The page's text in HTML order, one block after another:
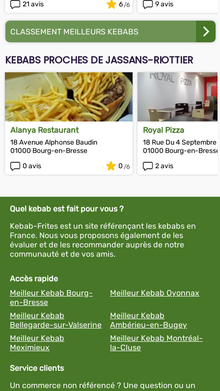
21 avis
6
9 avis
CLASSEMENT MEILLEURS KEBABS
KEBABS PROCHES DE JASSANS-RIOTTIER
Alanya Restaurant
18 Avenue Alphonse Baudin
01000 Bourg-en-Bresse
0 avis
0
Royal Pizza
18 Rue Du 4 Septembre
01000 Bourg-en-Bresse
2 avis
Quel kebab est fait pour vous ?
Kebab-Frites est un site référençant les kebabs en
France. Nous vous proposons également de les
évaluer et de les recommander auprès de notre
communauté et de vos amis.
Accès rapide
Meilleur Kebab Bourg-
en-Bresse
Meilleur Kebab Oyonnax
Meilleur Kebab
Bellegarde-sur-Valserine
Meilleur Kebab
Ambérieu-en-Bugey
Meilleur Kebab
Meximieux
Meilleur Kebab Montréal-
la-Cluse
Service clients
Un commerce non référencé ? Une question ou un